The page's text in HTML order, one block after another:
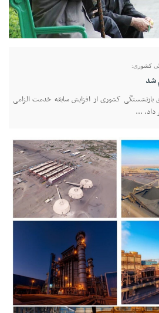
کشوری:
شد
بازنشستگی کشوری از افزایش سابقه خدمت الزامی
داد. ...